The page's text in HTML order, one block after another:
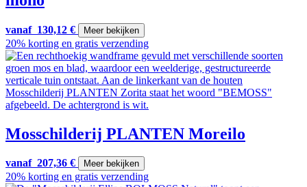
vanaf 130,12 € Meer bekijken
20% korting en gratis verzending
Mosschilderij PLANTEN Moreilo
vanaf 207,36 € Meer bekijken
20% korting en gratis verzending